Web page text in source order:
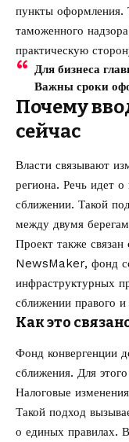
пункты оформления.
таможенного
практическую
Для бизнеса
Важны сроки
Почему
сейчас
Власти связывают
региона. Речь идет
сближении. Такой
между двумя
Проект также
NewsMaker, фонд
инфраструктурных
сближении правого и
Как это
Фонд конвергенции
сближения. Для
Налоговые
Такой подход
о единых правилах.